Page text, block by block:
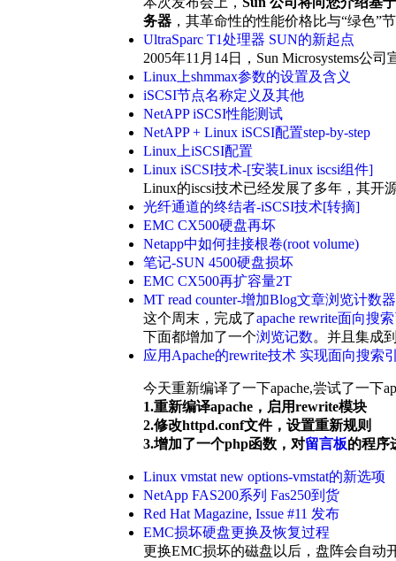
务器 ，其革命性的性能价格比与“绿色”
UltraSparc T1处理器 SUN的新起点
2005年11月14日，Sun Microsystems公
Linux上shmmax参数的设置及含义
iSCSI节点名称定义及其他
NetAPP iSCSI性能测试
NetAPP + Linux iSCSI配置step-by-step
Linux上iSCSI配置
Linux iSCSI技术-[安装Linux iscsi组件]
Linux的iscsi技术已经发展了多年，其开
光纤通道的终结者-iSCSI技术[转摘]
EMC CX500硬盘再坏
Netapp中如何挂接根卷(root volume)
笔记-SUN 4500硬盘损坏
EMC CX500再扩容量2T
MT read counter-增加Blog文章浏览计数器
这个周末，完成了apache rewrite面向搜
下面都增加了一个浏览记数。并且集成
应用Apache的rewrite技术 实现面向搜索
今天重新编译了一下apache,尝试了一下
1.重新编译apache，启用rewrite模块
2.修改httpd.conf文件，设置重新规则
3.增加了一个php函数，对留言板的程序
Linux vmstat new options-vmstat的新选项
NetApp FAS200系列 Fas250到货
Red Hat Magazine, Issue #11 发布
EMC损坏硬盘更换及恢复过程
更换EMC损坏的磁盘以后，盘阵会自动